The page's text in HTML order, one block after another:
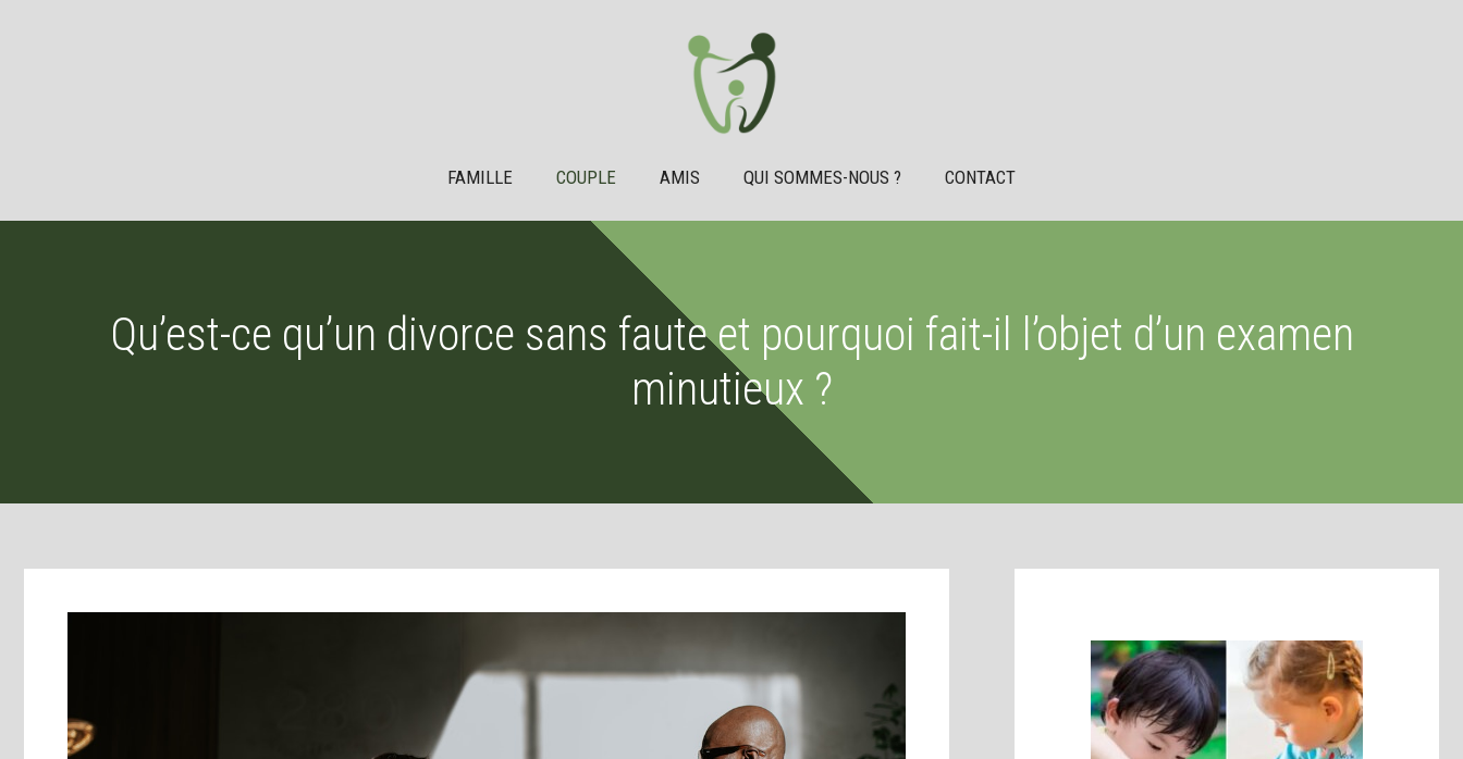
FAMILLE COUPLE AMIS QUI SOMMES-NOUS ? CONTACT
Qu’est-ce qu’un divorce sans faute et pourquoi fait-il l’objet d’un examen
minutieux ?